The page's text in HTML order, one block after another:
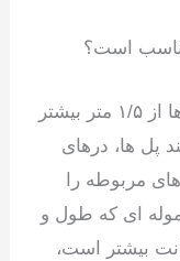
مناسب است؟
برای محموله‌ی بارهایی که ارتفاع آن ها از ۱/۵ متر بیشتر
پل ها، درهای
مربوطه را
ای که طول و
بیشتر است،